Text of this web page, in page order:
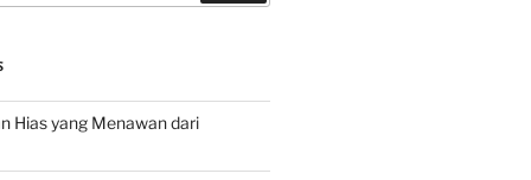
Hias yang Menawan dari